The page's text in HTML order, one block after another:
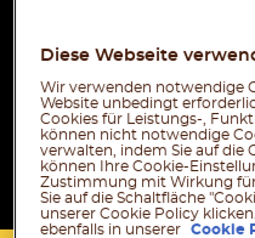
Diese Webseite
Wir verwenden notwendige
Website unbedingt
Cookies für Leistungs-,
können nicht notwendige
verwalten, indem Sie auf die
können Ihre Cookie-
Zustimmung mit Wirkung
Sie auf die Schaltfläche
unserer Cookie Policy
ebenfalls in unserer
Cookie